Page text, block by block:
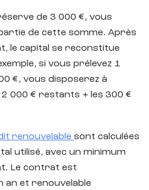
de 3 000 €, vous
de cette somme. Après
le capital se reconstitue
si vous prélevez 1
€, vous disposerez à
000 € restants + les 300 €
renouvelable sont calculées
utilisé, avec un minimum
Le contrat est
an et renouvelable